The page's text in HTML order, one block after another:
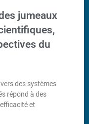
jumeaux
du
des systèmes
répond à des
et